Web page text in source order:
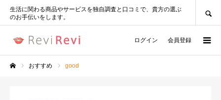
生活に関わる商品やサービスを独自調査と口コミで、貴方の選ぶ
のお手伝いをします。
ログイン 会員登録
おすすめ good